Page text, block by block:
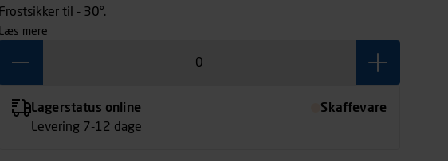
Frostsikker til - 30°.
læs mere
Lagerstatus online
Levering 7-12 dage
Skaffevare